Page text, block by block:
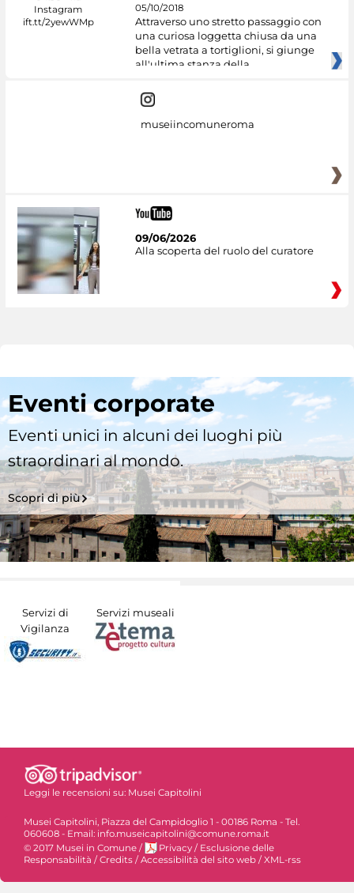
05/10/2018
Attraverso uno stretto passaggio con
una curiosa loggetta chiusa da una
bella vetrata a tortiglioni, si giunge
all'ultima stanza della
museiincomuneroma
09/06/2026
Alla scoperta del ruolo del curatore
Eventi corporate
Eventi unici in alcuni dei luoghi più
straordinari al mondo.
Scopri di più
Servizi di
Vigilanza
Servizi museali
Leggi le recensioni su: Musei Capitolini
Musei Capitolini, Piazza del Campidoglio 1 - 00186 Roma - Tel.
060608 - Email: info.museicapitolini@comune.roma.it
© 2017 Musei in Comune / Privacy / Esclusione delle
Responsabilità / Credits / Accessibilità del sito web / XML-rss